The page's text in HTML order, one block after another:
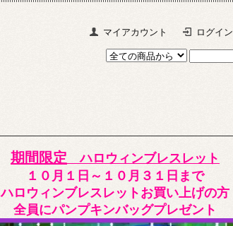
マイアカウント ログイン
期間限定 ハロウィンブレスレット
１０月１日～１０月３１日まで
ハロウィンブレスレットお買い上げの方
全員にパンプキンバッグプレゼント